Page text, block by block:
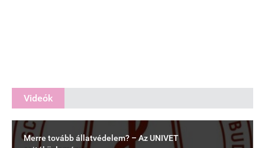
Videók
Merre tovább állatvédelem? – Az UNIVET